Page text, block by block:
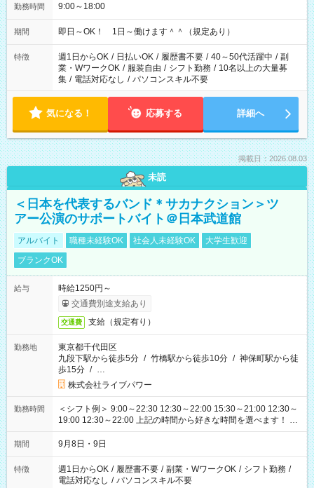
勤務時間 9:00～18:00
期間 即日～OK！ 1日～働けます＾＾（規定あり）
特徴 週1日からOK / 日払いOK / 履歴書不要 / 40～50代活躍中 / 副
業・WワークOK / 服装自由 / シフト勤務 / 10名以上の大量募
集 / 電話対応なし / パソコンスキル不要
気になる！ 応募する 詳細へ
掲載日：2026.08.03
未読
＜日本を代表するバンド＊サカナクション＞ツ
アー公演のサポートバイト＠日本武道館
アルバイト 職種未経験OK 社会人未経験OK
大学生歓迎
ブランクOK
給与
時給1250円～
交通費別途支給あり
交通費 支給（規定有り）
勤務地
東京都千代田区
九段下駅から徒歩5分 / 竹橋駅から徒歩10分 / 神保町駅から徒
歩15分 / …
株式会社ライブパワー
勤務時間
＜シフト例＞ 9:00～22:30 12:30～22:00 15:30～21:00 12:30～
19:00 12:30～22:00 上記の時間から好きな時間を選べます！ ※
時間は変更となる可能性があります
期間 9月8日・9日
特徴 週1日からOK / 履歴書不要 / 副業・WワークOK / シフト勤務 /
電話対応なし / パソコンスキル不要